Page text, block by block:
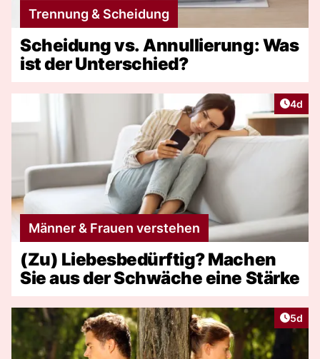
Trennung & Scheidung
Scheidung vs. Annullierung: Was
ist der Unterschied?
4d
Männer & Frauen verstehen
(Zu) Liebesbedürftig? Machen
Sie aus der Schwäche eine Stärke
5d